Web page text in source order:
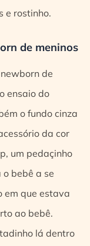
e rostinho.
de meninos
de
ensaio do
o fundo cinza
da cor
um pedaçinho
bebê a se
em que estava
ao bebê.
lá dentro